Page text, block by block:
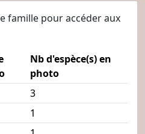
famille pour accéder aux
Nb d'espèce(s) en
photo
3
1